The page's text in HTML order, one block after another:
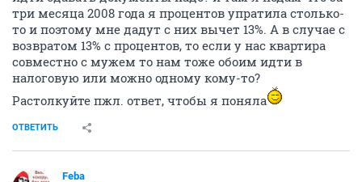
три месяца 2008 года я процентов упратила столько-
то и поэтому мне дадут с них вычет 13%. А в случае с
возвратом 13% с процентов, то если у нас квартира
совместно с мужем то нам тоже обоим идти в
налоговую или можно одному кому-то?
Растолкуйте пжл. ответ, чтобы я поняла
ОТВЕТИТЬ
Feba